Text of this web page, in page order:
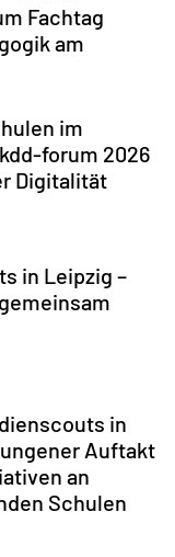
Fachtag
am
im
forum 2026
Digitalität
in Leipzig –
in
Auftakt
an
Schulen